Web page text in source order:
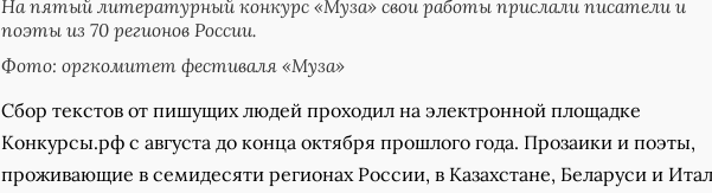
На пятый литературный конкурс «Муза» свои работы прислали писатели и
поэты из 70 регионов России.
Фото: оргкомитет фестиваля «Муза»
Сбор текстов от пишущих людей проходил на электронной площадке
Конкурсы.рф с августа до конца октября прошлого года. Прозаики и поэты,
проживающие в семидесяти регионах России, в Казахстане, Беларуси и